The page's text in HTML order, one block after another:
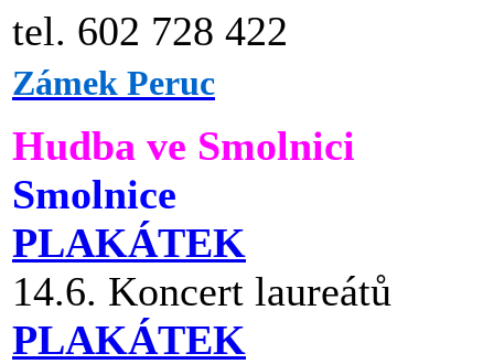
tel. 602 728 422
Zámek Peruc
Hudba ve Smolnici
Smolnice
PLAKÁTEK
14.6. Koncert laureátů
PLAKÁTEK